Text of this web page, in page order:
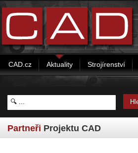
CAD.cz Aktuality Strojírenství
Partneři Projektu CAD